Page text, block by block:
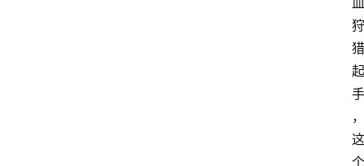
狩
猎
起
手
，
这
个